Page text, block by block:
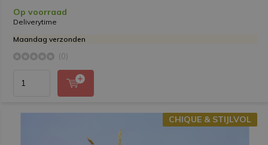
Op voorraad
Deliverytime
Maandag verzonden
(0)
CHIQUE & STIJLVOL